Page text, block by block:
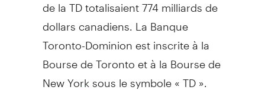
dollars canadiens. La Banque
Toronto-Dominion est inscrite à la
Bourse de Toronto et à la Bourse de
New York sous le symbole « TD ».